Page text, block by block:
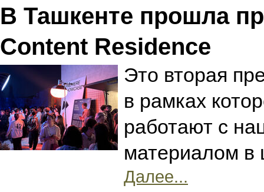
В Ташкенте прошла
Content Residence
Это вторая
в рамках
работают с
материалом
Далее...